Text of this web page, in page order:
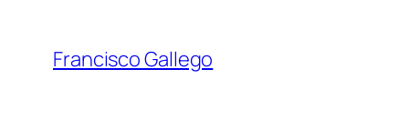
contenido
Francisco Gallego